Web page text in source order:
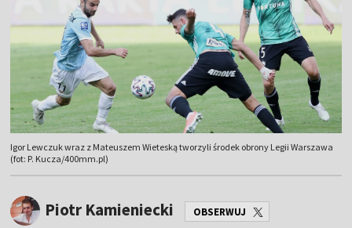
Igor Lewczuk wraz z Mateuszem Wieteską tworzyli środek obrony Legii Warszawa
(fot: P. Kucza/400mm.pl)
Piotr Kamieniecki OBSERWUJ